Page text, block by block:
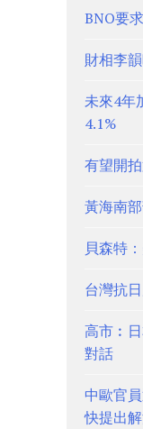
BNO要
財相李
未來4年
4.1%
有望開
黃海南
貝森特
台灣抗
高市︰
對話
中歐官
快提出